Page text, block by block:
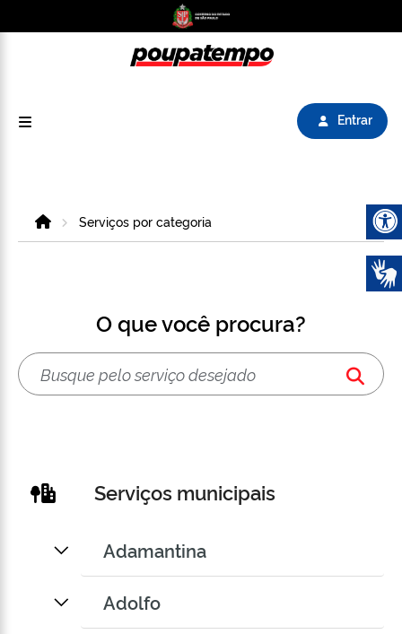
Entrar
HomeServiços por categoria
O que você procura?
Serviços municipais
Adamantina
Adolfo